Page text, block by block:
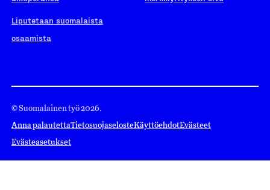
Liputetaan suomalaista
osaamista
© Suomalainen työ 2026.
Anna palautettaTietosuojaselosteKäyttöehdotEvästeet
Evästeasetukset